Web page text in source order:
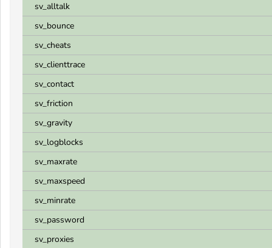
sv_alltalk
sv_bounce
sv_cheats
sv_clienttrace
sv_contact
sv_friction
sv_gravity
sv_logblocks
sv_maxrate
sv_maxspeed
sv_minrate
sv_password
sv_proxies